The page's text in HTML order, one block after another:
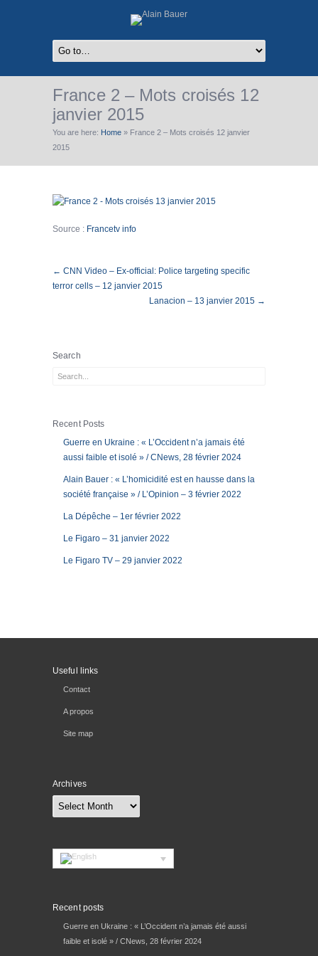
France 2 – Mots croisés 12
janvier 2015
You are here: Home » France 2 – Mots croisés 12 janvier
2015
Source : Francetv info
← CNN Video – Ex-official: Police targeting specific
terror cells – 12 janvier 2015
Lanacion – 13 janvier 2015 →
Search
Recent Posts
Guerre en Ukraine : « L’Occident n’a jamais été
aussi faible et isolé » / CNews, 28 février 2024
Alain Bauer : « L’homicidité est en hausse dans la
société française » / L’Opinion – 3 février 2022
La Dépêche – 1er février 2022
Le Figaro – 31 janvier 2022
Le Figaro TV – 29 janvier 2022
Useful links
Contact
A propos
Site map
Archives
Archives
Recent posts
Guerre en Ukraine : « L’Occident n’a jamais été aussi
faible et isolé » / CNews, 28 février 2024